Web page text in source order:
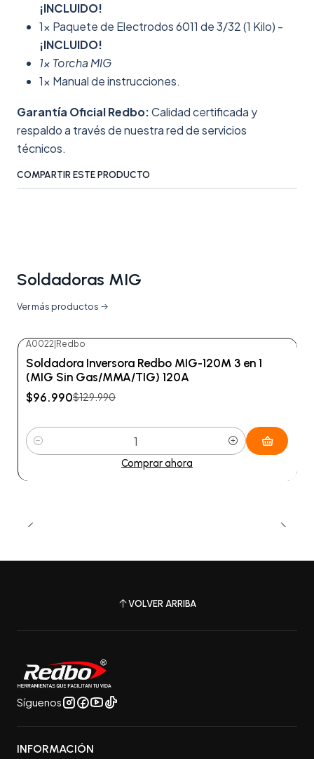
¡INCLUIDO!
1x Paquete de Electrodos 6011 de 3/32 (1 Kilo) -
¡INCLUIDO!
1x Torcha MIG
1x Manual de instrucciones.
Garantía Oficial Redbo:Calidad certificada y
respaldo a través de nuestra red de servicios
técnicos.
COMPARTIR ESTE PRODUCTO
Soldadoras MIG
Ver más productos
A0022 Redbo
Soldadora Inversora Redbo MIG-120M 3 en 1
(MIG Sin Gas/MMA/TIG) 120A
$96.990$129.990
Cantidad
Comprar ahora
VOLVER ARRIBA
Síguenos
INFORMACIÓN